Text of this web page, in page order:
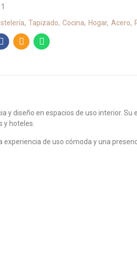
Tapizado Cocina Hogar Acero
y diseño en espacios de uso interior.
y hoteles.
de uso cómoda y una